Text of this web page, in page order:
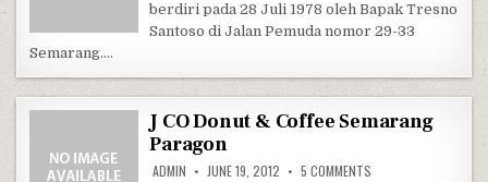
berdiri pada 28 Juli 1978 oleh Bapak Tresno
Santoso di Jalan Pemuda nomor 29-33
Semarang….
J CO Donut & Coffee Semarang
Paragon
ADMIN JUNE 19, 2012 5 COMMENTS